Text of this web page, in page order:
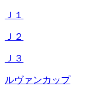
Ｊ１
Ｊ２
Ｊ３
ルヴァンカップ